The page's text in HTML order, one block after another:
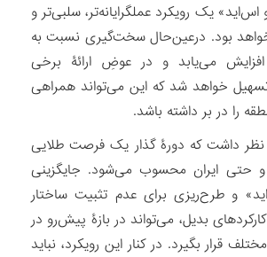
یک رویکرد عملگرایانه‌تر، سلبی‌تر و
خواهد بود. درعین‌حال سخت‌گیری نسبت به
می‌یابد و در عوضِ ارائۀ برخی
خواهد شد که این می‌تواند همراهی
را در بر داشته باشد.
نظر داشت که دورۀ گذار یک فرصت طلایی
و حتی ایران محسوب می‌شود. جایگزینی
و طرح‌ریزی برای عدم تثبیت ساختار
بدیل، می‌تواند در بازۀ پیش‌رو در
قرار بگیرد. در کنار این رویکرد، نباید